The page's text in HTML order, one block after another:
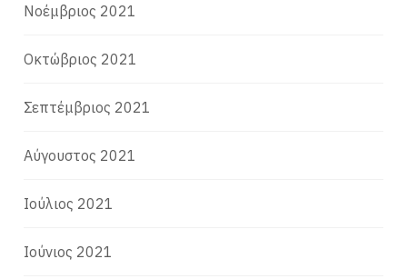
Νοέμβριος 2021
Οκτώβριος 2021
Σεπτέμβριος 2021
Αύγουστος 2021
Ιούλιος 2021
Ιούνιος 2021